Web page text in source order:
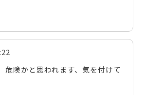
険かと思われます、気を付けて